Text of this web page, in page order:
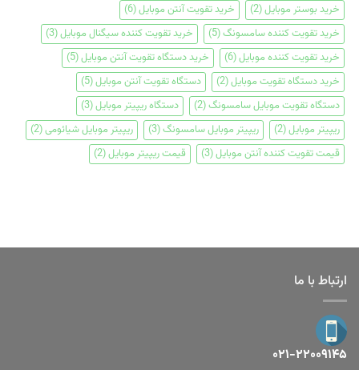
خرید بوستر موبایل(2) خرید تقویت آنتن موبایل(6)
خرید تقویت کننده سامسونگ(5) خرید تقویت کننده سیگنال موبایل(3)
خرید تقویت کننده موبایل(6) خرید دستگاه تقویت آنتن موبایل(5)
خرید دستگاه تقویت موبایل(2) دستگاه تقویت آنتن موبایل(5)
دستگاه تقویت موبایل سامسونگ(2) دستگاه ریپیتر موبایل(3)
ریپیتر موبایل(2) ریپیتر موبایل سامسونگ(3) ریپیتر موبایل شیائومی(2)
قیمت تقویت کننده آنتن موبایل(3) قیمت ریپیتر موبایل(2)
ارتباط با ما
۰۲۱-۲۲۰۰۹۱۴۵